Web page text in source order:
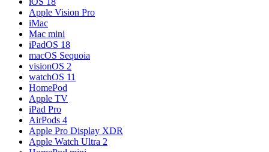
Apple Vision Pro
iMac
Mac mini
iPadOS 18
macOS Sequoia
visionOS 2
watchOS 11
HomePod
Apple TV
iPad Pro
AirPods 4
Apple Pro Display XDR
Apple Watch Ultra 2